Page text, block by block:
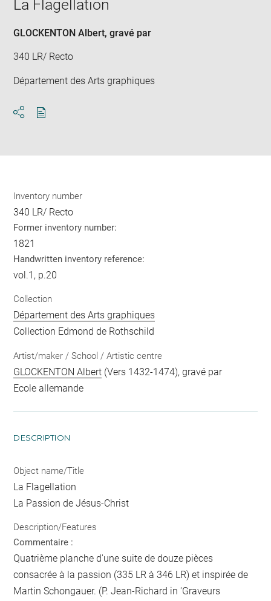
La Flagellation
GLOCKENTON Albert, gravé par
340 LR/ Recto
Département des Arts graphiques
Inventory number
340 LR/ Recto
Former inventory number:
1821
Handwritten inventory reference:
vol.1, p.20
Collection
Département des Arts graphiques
Collection Edmond de Rothschild
Artist/maker / School / Artistic centre
GLOCKENTON Albert (Vers 1432-1474), gravé par
Ecole allemande
DESCRIPTION
Object name/Title
La Flagellation
La Passion de Jésus-Christ
Description/Features
Commentaire :
Quatrième planche d'une suite de douze pièces
consacrée à la passion (335 LR à 346 LR) et inspirée de
Martin Schongauer. (P. Jean-Richard in 'Graveurs